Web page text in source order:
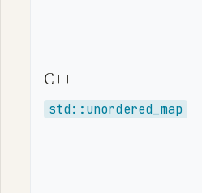
C++
std::unordered_map